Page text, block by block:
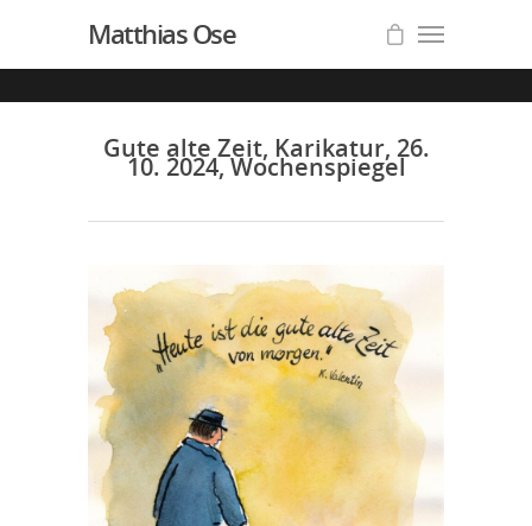
Matthias Ose
Gute alte Zeit, Karikatur, 26.
10. 2024, Wochenspiegel